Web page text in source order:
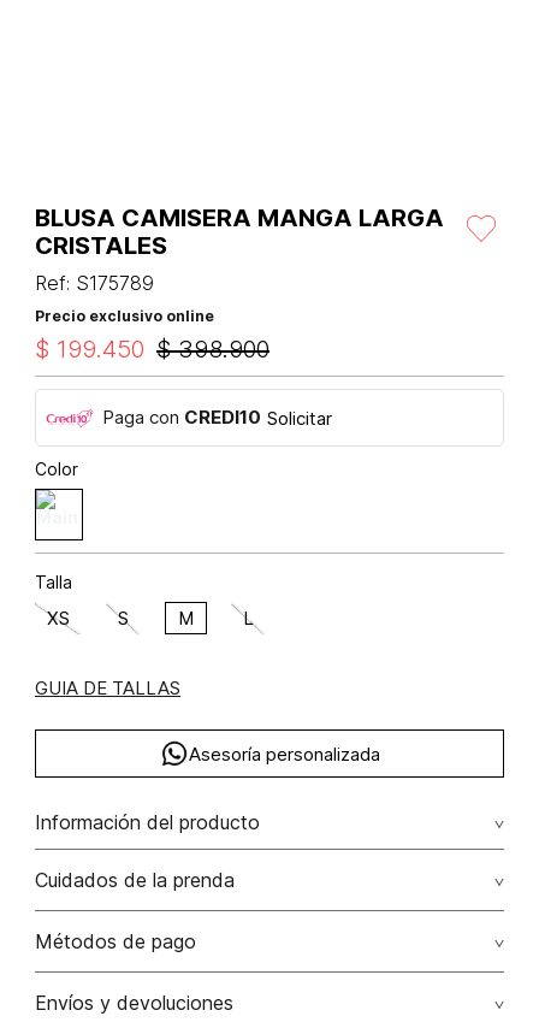
BLUSA CAMISERA MANGA LARGA
CRISTALES
Ref: S175789
Precio exclusivo online
$ 398.900
$ 199.450
Paga con CREDI10 Solicitar
Color
Talla
XS S M L
GUIA DE TALLAS
Asesoría personalizada
Información del producto
Blusa camisera manga larga cristales algodón 100% 100.00%
algodón/cotton
Cuidados de la prenda
Lavar a mano. no remojar. no planchar los accesorios.
Métodos de pago
Tarjetas de crédito: Visa, Dinners, Master Card y American
Envíos y devoluciones